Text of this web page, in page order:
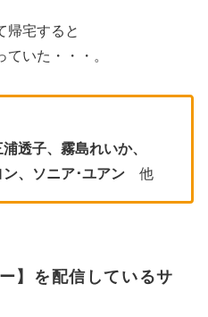
帰宅すると
いた・・・。
透子、霧島れいか、
、ソニア･ユアン 他
】を配信しているサ